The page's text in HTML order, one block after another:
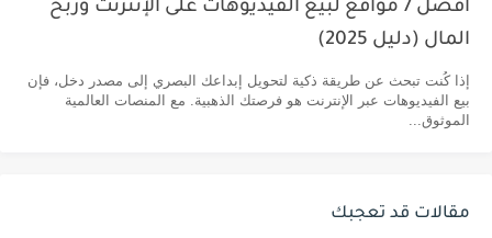
أفضل 7 مواقع لبيع الفيديوهات على الإنترنت وربح
المال (دليل 2025)
إذا كُنت تبحث عن طريقة ذكية لتحويل إبداعك البصري إلى مصدر دخل، فإن
بيع الفيديوهات عبر الإنترنت هو فرصتك الذهبية. مع المنصات العالمية
الموثوق...
مقالات قد تعجبك